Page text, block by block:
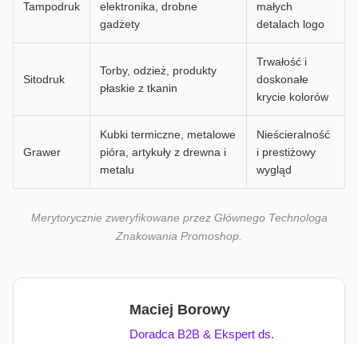
Tampodruk
elektronika, drobne
gadżety
małych
detalach logo
Sitodruk
Torby, odzież, produkty
płaskie z tkanin
Trwałość i
doskonałe
krycie kolorów
Grawer
Kubki termiczne, metalowe
pióra, artykuły z drewna i
metalu
Nieścieralność
i prestiżowy
wygląd
Merytorycznie zweryfikowane przez Głównego Technologa
Znakowania Promoshop.
Maciej Borowy
Doradca B2B & Ekspert ds.